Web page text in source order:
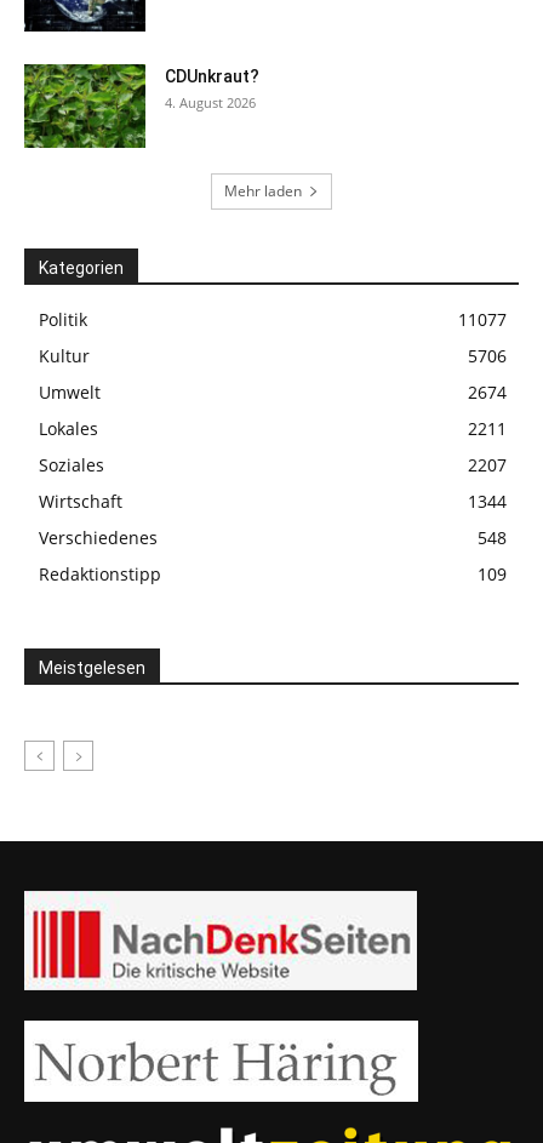
CDUnkraut?
4. August 2026
Mehr laden
Kategorien
Politik
11077
Kultur
5706
Umwelt
2674
Lokales
2211
Soziales
2207
Wirtschaft
1344
Verschiedenes
548
Redaktionstipp
109
Meistgelesen